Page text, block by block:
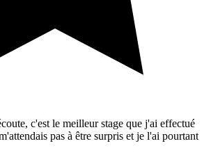
c'est le meilleur stage que j'ai effectué
pas à être surpris et je l'ai pourtant